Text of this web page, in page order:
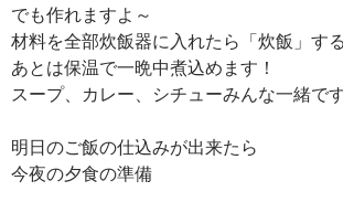
でも作れますよ～
材料を全部炊飯器に入れたら「炊飯」す
あとは保温で一晩中煮込めます！
スープ、カレー、シチューみんな一緒で
明日のご飯の仕込みが出来たら
今夜の夕食の準備